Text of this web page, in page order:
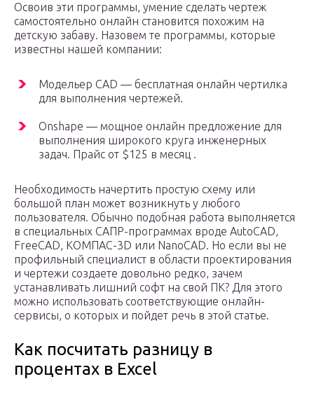
Освоив эти программы, умение сделать чертеж
самостоятельно онлайн становится похожим на
детскую забаву. Назовем те программы, которые
известны нашей компании:
Модельер CAD — бесплатная онлайн чертилка
для выполнения чертежей.
Onshape — мощное онлайн предложение для
выполнения широкого круга инженерных
задач. Прайс от $125 в месяц .
Необходимость начертить простую схему или
большой план может возникнуть у любого
пользователя. Обычно подобная работа выполняется
в специальных САПР-программах вроде AutoCAD,
FreeCAD, КОМПАС-3D или NanoCAD. Но если вы не
профильный специалист в области проектирования
и чертежи создаете довольно редко, зачем
устанавливать лишний софт на свой ПК? Для этого
можно использовать соответствующие онлайн-
сервисы, о которых и пойдет речь в этой статье.
Как посчитать разницу в
процентах в Excel